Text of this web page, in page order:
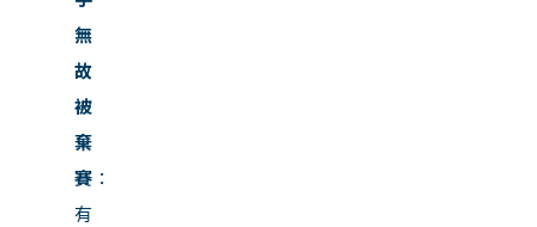
無
故
被
棄
賽 ：
有